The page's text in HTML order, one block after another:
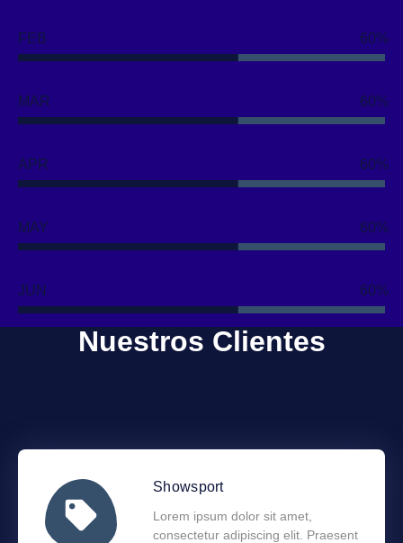
FEB 60
MAR 60
APR 60
MAY 60
JUN 60
Nuestros Clientes
Showsport
Lorem ipsum dolor sit amet,
consectetur adipiscing elit. Praesent